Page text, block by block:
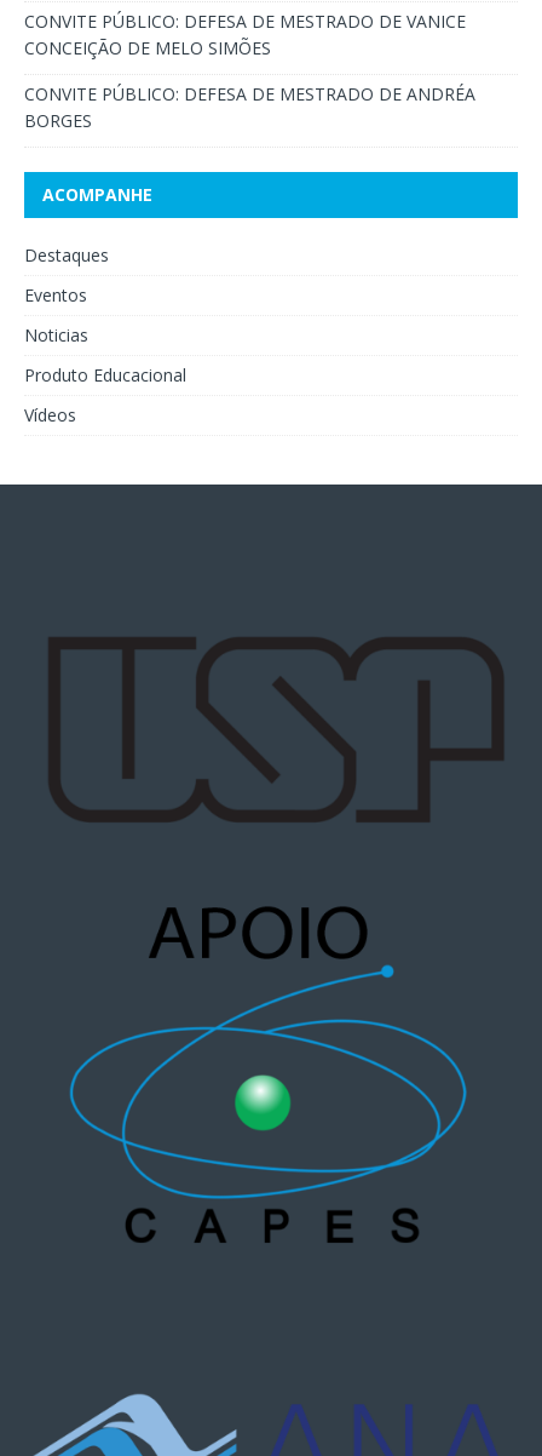
CONVITE PÚBLICO: DEFESA DE MESTRADO DE VANICE
CONCEIÇÃO DE MELO SIMÕES
CONVITE PÚBLICO: DEFESA DE MESTRADO DE ANDRÉA
BORGES
ACOMPANHE
Destaques
Eventos
Noticias
Produto Educacional
Vídeos